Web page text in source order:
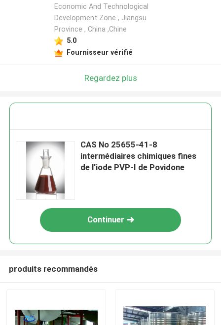
Economic And Technological
Development Zone , Jiangsu
Province , China ,Chine
5.0
Fournisseur vérifié
Regardez plus
CAS No 25655-41-8
intermédiaires chimiques fines
de l'iode PVP-I de Povidone
Continuer
produits recommandés